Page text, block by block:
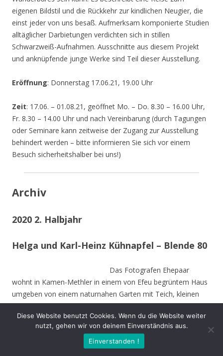
eigenen Bildstil und die Rückkehr zur kindlichen Neugier, die
einst jeder von uns besaß. Aufmerksam komponierte Studien
alltäglicher Darbietungen verdichten sich in stillen
Schwarzweiß-Aufnahmen. Ausschnitte aus diesem Projekt
und anknüpfende junge Werke sind Teil dieser Ausstellung.
Eröffnung: Donnerstag 17.06.21, 19.00 Uhr
Zeit: 17.06. – 01.08.21, geöffnet Mo. – Do. 8.30 – 16.00 Uhr,
Fr. 8.30 – 14.00 Uhr und nach Vereinbarung (durch Tagungen
oder Seminare kann zeitweise der Zugang zur Ausstellung
behindert werden – bitte informieren Sie sich vor einem
Besuch sicherheitshalber bei uns!)
Archiv
2020 2. Halbjahr
Helga und Karl-Heinz Kühnapfel – Blende 80
Das Fotografen Ehepaar
wohnt in Kamen-Methler in einem von Efeu begrüntem Haus
umgeben von einem naturnahen Garten mit Teich, kleinen
naturnahen Wiesen, Obstbäumen und weiteren hohen
Bäumen. Die Stämme der von Stürmen gefällten Bäume sind
zu Teilen im Garten integriert und dienen vielen Insekten und
Vögeln als Nahrungs-und Brutstätte.
Diese Website benutzt Cookies. Wenn du die Website weiter
nutzt, gehen wir von deinem Einverständnis aus.
Einverstanden !